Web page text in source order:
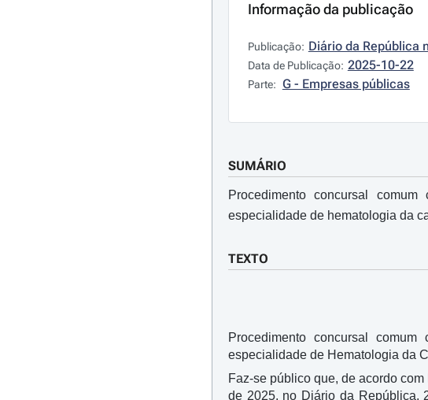
Informação da publicação
Publicação: Diário da República
Data de Publicação: 2025-10-22
Parte: G - Empresas públicas
SUMÁRIO
Procedimento concursal
especialidade de hematologia da
TEXTO
Procedimento concursal
especialidade de Hematologia da
Faz-se público que, de acordo
de 2025, no Diário da República,